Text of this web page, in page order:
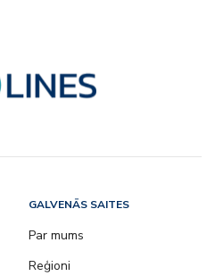
GALVENĀS SAITES
Par mums
Reģioni